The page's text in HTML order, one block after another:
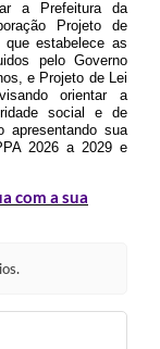
a Prefeitura da
Projeto de
estabelece as
pelo Governo
e Projeto de Lei
orientar a
social e de
apresentando sua
2026 a 2029 e
com a sua